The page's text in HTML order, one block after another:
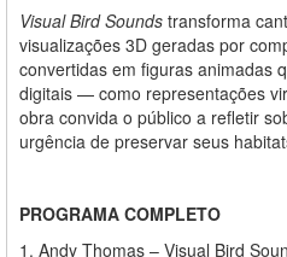
Visual Bird Sounds transforma
visualizações 3D geradas por
convertidas em figuras animadas
digitais — como representações
obra convida o público a refletir
urgência de preservar seus
PROGRAMA COMPLETO
1. Andy Thomas – Visual Bird